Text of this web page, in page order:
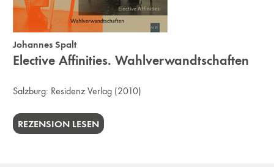
Johannes Spalt
Elective Affinities. Wahlverwandtschaften
Salzburg: Residenz Verlag (2010)
REZENSION LESEN